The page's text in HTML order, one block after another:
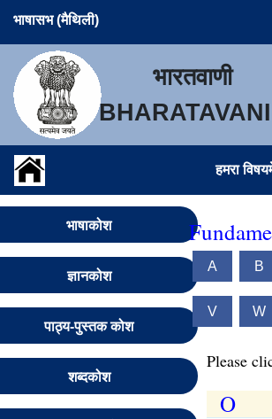
भाषासभ (मैथिली)
भारतवाणी
BHARATAVANI
हमरा
भाषाकोश
ज्ञानकोश
पाठ्य-पुस्तक कोश
शब्दकोश
A B
V W
Please
O